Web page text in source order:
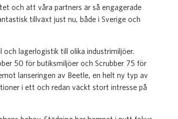
och att våra partners är så engagerade
tillväxt just nu, både i Sverige och
lagerlogistik till olika industrimiljöer.
50 för butiksmiljöer och Scrubber 75 för
lanseringen av Beetle, en helt ny typ av
i ett och redan väckt stort intresse på